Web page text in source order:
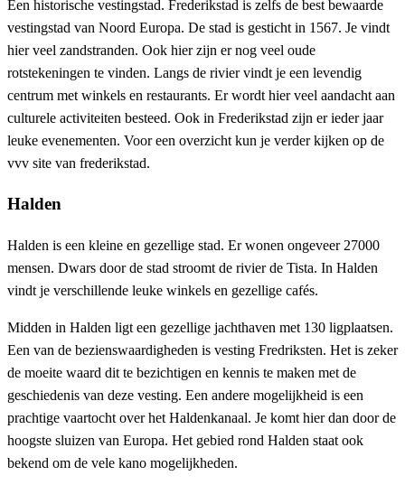
Een historische vestingstad. Frederikstad is zelfs de best bewaarde
vestingstad van Noord Europa. De stad is gesticht in 1567. Je vindt
hier veel zandstranden. Ook hier zijn er nog veel oude
rotstekeningen te vinden. Langs de rivier vindt je een levendig
centrum met winkels en restaurants. Er wordt hier veel aandacht aan
culturele activiteiten besteed. Ook in Frederikstad zijn er ieder jaar
leuke evenementen. Voor een overzicht kun je verder kijken op de
vvv site van frederikstad.
Halden
Halden is een kleine en gezellige stad. Er wonen ongeveer 27000
mensen. Dwars door de stad stroomt de rivier de Tista. In Halden
vindt je verschillende leuke winkels en gezellige cafés.
Midden in Halden ligt een gezellige jachthaven met 130 ligplaatsen.
Een van de bezienswaardigheden is vesting Fredriksten. Het is zeker
de moeite waard dit te bezichtigen en kennis te maken met de
geschiedenis van deze vesting. Een andere mogelijkheid is een
prachtige vaartocht over het Haldenkanaal. Je komt hier dan door de
hoogste sluizen van Europa. Het gebied rond Halden staat ook
bekend om de vele kano mogelijkheden.